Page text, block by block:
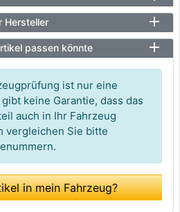
Hersteller
passen könnte
ist nur eine
keine Garantie, dass das
auch in Ihr Fahrzeug
vergleichen Sie bitte
in mein Fahrzeug?